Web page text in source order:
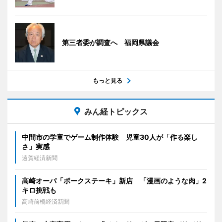
第三者委が調査へ 福岡県議会
もっと見る
みん経トピックス
中間市の学童でゲーム制作体験 児童30人が「作る楽し
さ」実感
遠賀経済新聞
高崎オーパ「ポークステーキ」新店 「漫画のような肉」2
キロ挑戦も
高崎前橋経済新聞